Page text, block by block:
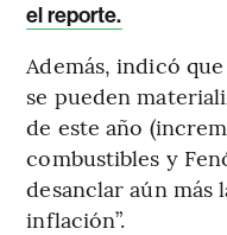
el reporte.
Además, indicó
se pueden
de este año
combustibles y
desanclar aún más
inflación”.